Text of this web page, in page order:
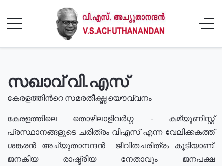
സഖാവ് വി.എസ്
കേരളത്തിൻറെ സമരതീക്ഷ്ണ യൌവ്വനം
കേരളത്തിലെ തൊഴിലാളിവർഗ്ഗ - കമ്യൂണിസ്റ്റ്
പ്രസ്ഥാനങ്ങളുടെ ചരിത്രം വിഎസ് എന്ന വേലിക്കകത്ത്
ശങ്കരൻ അച്യുതാനന്ദൻ ജീവിതചരിത്രം കൂടിയാണ്.
ജനകീയ രാഷ്ട്രീയ നേതാവും ജനപക്ഷ